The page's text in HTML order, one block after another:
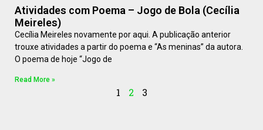
Atividades com Poema – Jogo de Bola (Cecília
Meireles)
Cecília Meireles novamente por aqui. A publicação anterior
trouxe atividades a partir do poema e “As meninas” da autora.
O poema de hoje “Jogo de
Read More »
1 2 3